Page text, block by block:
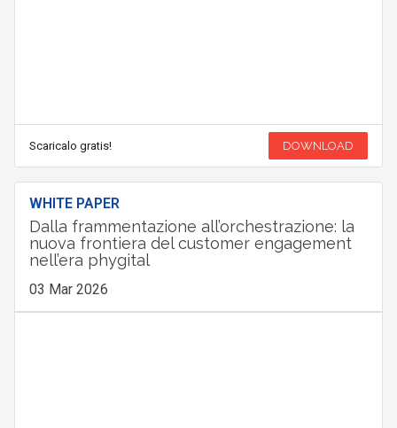
Scaricalo gratis! DOWNLOAD
WHITE PAPER
Dalla frammentazione all’orchestrazione: la
nuova frontiera del customer engagement
nell’era phygital
03 Mar 2026